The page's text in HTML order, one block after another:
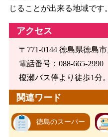
じることが出来る地域です。
アクセス
〒771-0144 徳島県徳島
電話番号：088-665-2990
榎瀬バス停より徒歩1分
関連ワード
徳島のスーパー